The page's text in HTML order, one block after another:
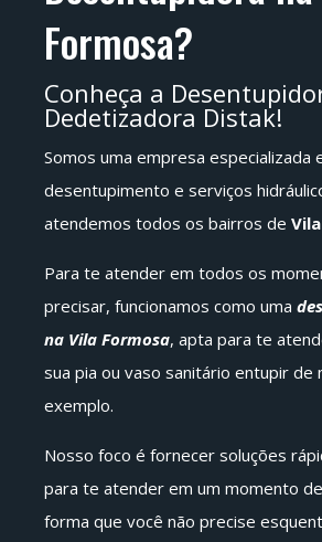
Formosa?
Conheça a
Dedetizadora Distak!
Somos uma empresa especializada
desentupimento e serviços
atendemos todos os bairros de
Para te atender em todos os
precisar, funcionamos como uma
na Vila Formosa, apta para te
sua pia ou vaso sanitário entupir de
exemplo.
Nosso foco é fornecer soluções
para te atender em um momento
forma que você não precise